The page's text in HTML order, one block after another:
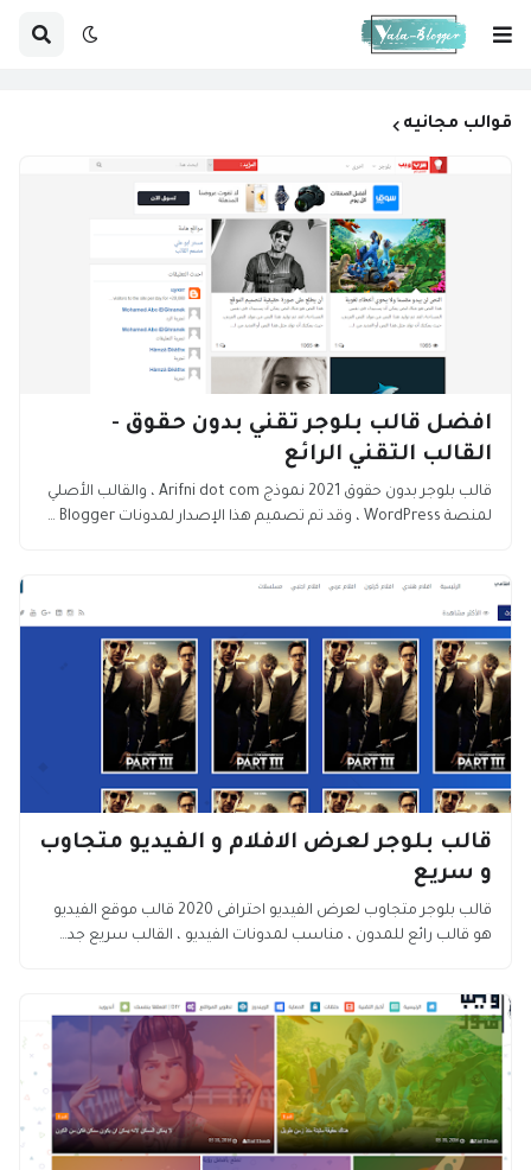
قوالب مجانيه
افضل قالب بلوجر تقني بدون حقوق -
القالب التقني الرائع
قالب بلوجر بدون حقوق 2021 نموذج Arifni dot com ، والقالب الأصلي
لمنصة WordPress ، وقد تم تصميم هذا الإصدار لمدونات Blogger …
قالب بلوجر لعرض الافلام و الفيديو متجاوب
و سريع
قالب بلوجر متجاوب لعرض الفيديو احترافى 2020 قالب موقع الفيديو
هو قالب رائع للمدون ، مناسب لمدونات الفيديو ، القالب سريع جد…